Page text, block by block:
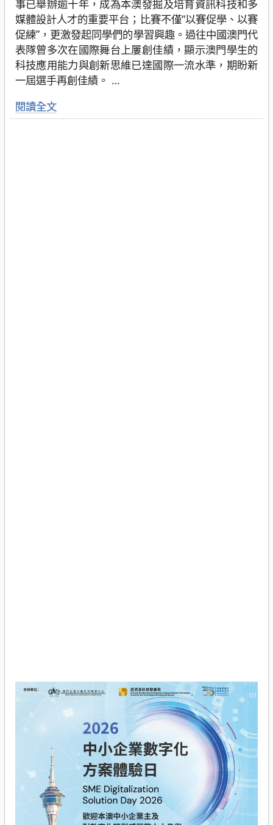
事已舉辦逾十年，成為本澳發掘及培育資訊科技和多
媒體設計人才的重要平台；比賽不僅“以賽促學、以賽
促練”，更激發起同學們的學習興趣。過往中國澳門代
表隊曾多次在國際舞台上屢創佳績，顯示澳門學生的
科技應用能力與創新思維已達國際一流水準，期盼新
一屆選手再創佳績。 …
閱讀全文